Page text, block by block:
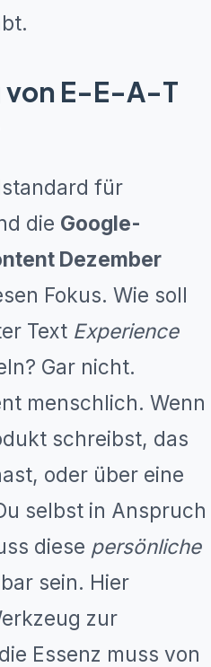
von E-E-A-T
für
die Google-
Dezember
Fokus. Wie soll
Text Experience
Gar nicht.
menschlich. Wenn
schreibst, das
oder über eine
selbst in Anspruch
diese persönliche
sein. Hier
zur
Essenz muss von